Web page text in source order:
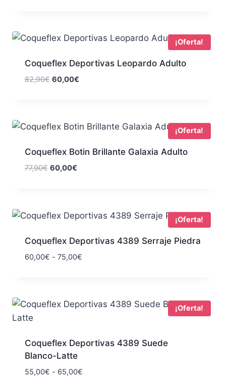
63,90€
65,90€
¡Oferta!
Coqueflex Deportivas Leopardo Adulto
82,90€ El
82,90€.
60,00€El
60,00€.
¡Oferta!
Coqueflex Botin Brillante Galaxia Adulto
77,90€ El
77,90€.
60,00€El
60,00€.
¡Oferta!
Coqueflex Deportivas 4389 Serraje Piedra
60,00€ - 75,00€Rango
60,00€
¡Oferta!
Coqueflex Deportivas 4389 Suede
Blanco-Latte
55,00€ - 65,00€Rango